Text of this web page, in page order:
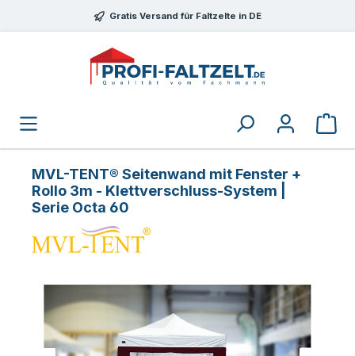
Zum Hauptinhalt springenGratis Versand für Faltzelte in DE
MVL-TENT® Seitenwand mit Fenster +
Rollo 3m - Klettverschluss-System |
Serie Octa 60